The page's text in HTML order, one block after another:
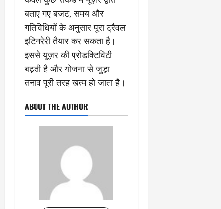
बताए गए बजट, समय और
गतिविधियों के अनुसार पूरा ट्रैवल
इटिनरेरी तैयार कर सकता है।
इससे यूज़र की प्रोडक्टिविटी
बढ़ती है और योजना से जुड़ा
तनाव पूरी तरह खत्म हो जाता है।
ABOUT THE AUTHOR